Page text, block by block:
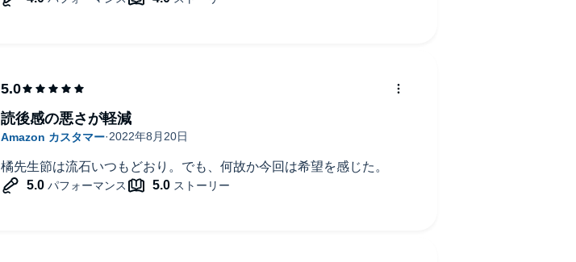
橘先生節は流石いつもどおり。でも、何故か今回は希望を感じた。
読後感の悪さが軽減